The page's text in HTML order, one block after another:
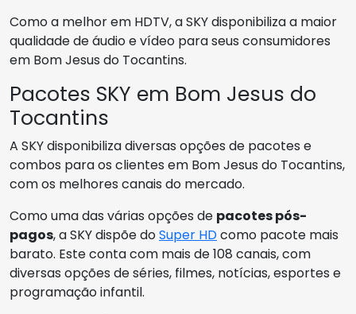
Como a melhor em HDTV, a SKY disponibiliza a maior
qualidade de áudio e vídeo para seus consumidores
em Bom Jesus do Tocantins.
Pacotes SKY em Bom Jesus do
Tocantins
A SKY disponibiliza diversas opções de pacotes e
combos para os clientes em Bom Jesus do Tocantins,
com os melhores canais do mercado.
Como uma das várias opções de pacotes pós-
pagos, a SKY dispõe doSuper HDcomo pacote mais
barato. Este conta com mais de 108 canais, com
diversas opções de séries, filmes, notícias, esportes e
programação infantil.